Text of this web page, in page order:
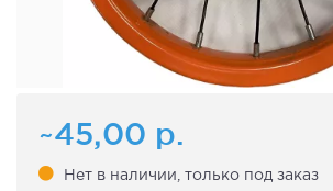
~45,00 р.
Нет в наличии, только под заказ